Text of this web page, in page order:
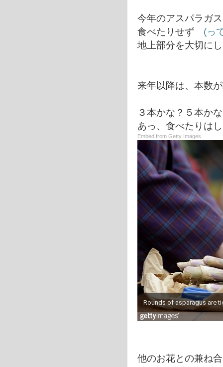
今年のアスパラガ
食べたりせず (っ
地上部分を大切に
来年以降は、本数
３本かな？５本か
あっ、食べたりは
Embed from Getty Images
他のお花との兼ね